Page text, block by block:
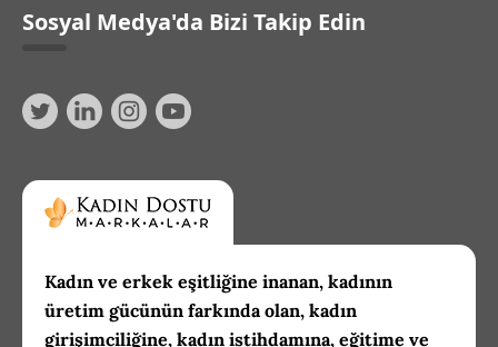
Sosyal Medya'da Bizi Takip Edin
Kadın ve erkek eşitliğine inanan, kadının
üretim gücünün farkında olan, kadın
girişimciliğine, kadın istihdamına, eğitime ve